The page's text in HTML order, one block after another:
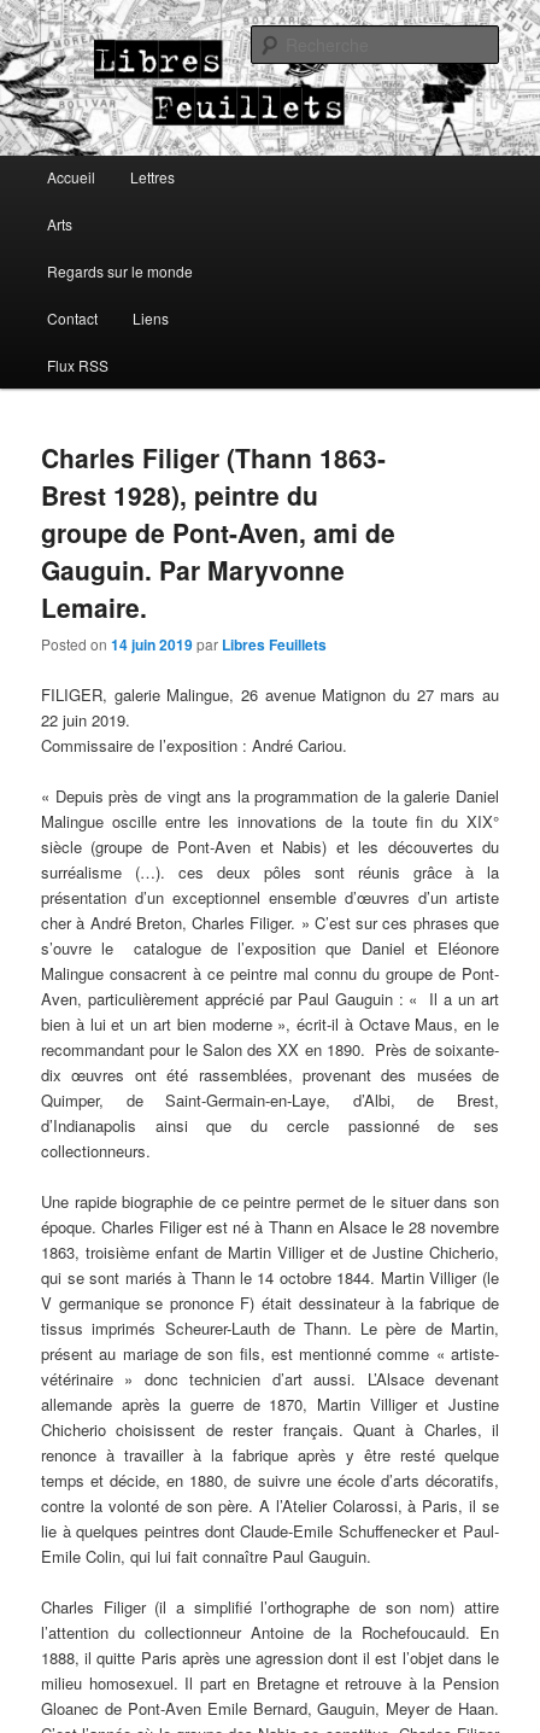
Libres Feuillets
Lettres, arts, regards sur le monde
Aller au contenu principal
Aller au contenu secondaire
Accueil Lettres
Arts
Regards sur le monde
Contact Liens
Flux RSS
Charles Filiger (Thann 1863-
Brest 1928), peintre du
groupe de Pont-Aven, ami de
Gauguin. Par Maryvonne
Lemaire.
Posted on14 juin 2019par Libres Feuillets
FILIGER, galerie Malingue, 26 avenue Matignon du 27 mars au
22 juin 2019.
Commissaire de l’exposition : André Cariou.
« Depuis près de vingt ans la programmation de la galerie Daniel
Malingue oscille entre les innovations de la toute fin du XIX°
siècle (groupe de Pont-Aven et Nabis) et les découvertes du
surréalisme (…). ces deux pôles sont réunis grâce à la
présentation d’un exceptionnel ensemble d’œuvres d’un artiste
cher à André Breton, Charles Filiger. » C’est sur ces phrases que
s’ouvre le catalogue de l’exposition que Daniel et Eléonore
Malingue consacrent à ce peintre mal connu du groupe de Pont-
Aven, particulièrement apprécié par Paul Gauguin : « Il a un art
bien à lui et un art bien moderne », écrit-il à Octave Maus, en le
recommandant pour le Salon des XX en 1890. Près de soixante-
dix œuvres ont été rassemblées, provenant des musées de
Quimper, de Saint-Germain-en-Laye, d’Albi, de Brest,
d’Indianapolis ainsi que du cercle passionné de ses
collectionneurs.
Une rapide biographie de ce peintre permet de le situer dans son
époque. Charles Filiger est né à Thann en Alsace le 28 novembre
1863, troisième enfant de Martin Villiger et de Justine Chicherio,
qui se sont mariés à Thann le 14 octobre 1844. Martin Villiger (le
V germanique se prononce F) était dessinateur à la fabrique de
tissus imprimés Scheurer-Lauth de Thann. Le père de Martin,
présent au mariage de son fils, est mentionné comme « artiste-
vétérinaire » donc technicien d’art aussi. L’Alsace devenant
allemande après la guerre de 1870, Martin Villiger et Justine
Chicherio choisissent de rester français. Quant à Charles, il
renonce à travailler à la fabrique après y être resté quelque
temps et décide, en 1880, de suivre une école d’arts décoratifs,
contre la volonté de son père. A l’Atelier Colarossi, à Paris, il se
lie à quelques peintres dont Claude-Emile Schuffenecker et Paul-
Emile Colin, qui lui fait connaître Paul Gauguin.
Charles Filiger (il a simplifié l’orthographe de son nom) attire
l’attention du collectionneur Antoine de la Rochefoucauld. En
1888, il quitte Paris après une agression dont il est l’objet dans le
milieu homosexuel. Il part en Bretagne et retrouve à la Pension
Gloanec de Pont-Aven Emile Bernard, Gauguin, Meyer de Haan.